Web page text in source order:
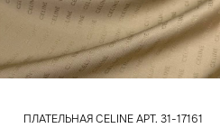
ПЛАТЕЛЬНАЯ CELINE АРТ. 31-17161